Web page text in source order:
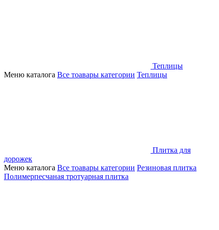
Теплицы
Меню каталога Все тоавары категории Теплицы
Плитка для
дорожек
Меню каталога Все тоавары категории Резиновая плитка
Полимерпесчаная тротуарная плитка